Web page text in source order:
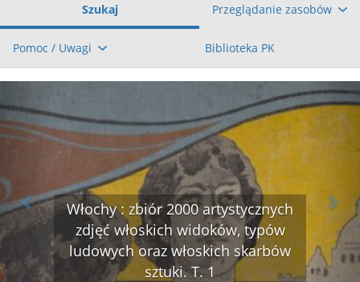
Szukaj Przeglądanie zasobów
Pomoc / Uwagi Biblioteka PK
Włochy : zbiór 2000 artystycznych
zdjęć włoskich widoków, typów
ludowych oraz włoskich skarbów
sztuki. T. 1